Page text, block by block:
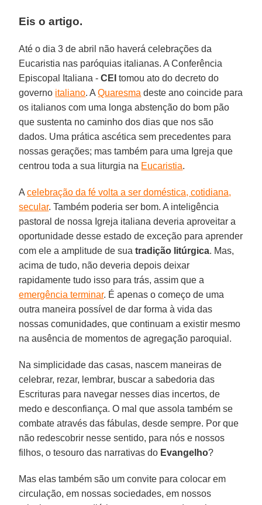
Eis o artigo.
Até o dia 3 de abril não haverá celebrações da
Eucaristia nas paróquias italianas. A Conferência
Episcopal Italiana -CEI tomou ato do decreto do
governo italiano. AQuaresma deste ano coincide para
os italianos com uma longa abstenção do bom pão
que sustenta no caminho dos dias que nos são
dados. Uma prática ascética sem precedentes para
nossas gerações; mas também para uma Igreja que
centrou toda a sua liturgia na Eucaristia.
Acelebração da fé volta a ser doméstica, cotidiana,
secular. Também poderia ser bom. A inteligência
pastoral de nossa Igreja italiana deveria aproveitar a
oportunidade desse estado de exceção para aprender
com ele a amplitude de suatradição litúrgica. Mas,
acima de tudo, não deveria depois deixar
rapidamente tudo isso para trás, assim que a
emergência terminar. É apenas o começo de uma
outra maneira possível de dar forma à vida das
nossas comunidades, que continuam a existir mesmo
na ausência de momentos de agregação paroquial.
Na simplicidade das casas, nascem maneiras de
celebrar, rezar, lembrar, buscar a sabedoria das
Escrituras para navegar nesses dias incertos, de
medo e desconfiança. O mal que assola também se
combate através das fábulas, desde sempre. Por que
não redescobrir nesse sentido, para nós e nossos
filhos, o tesouro das narrativas do Evangelho?
Mas elas também são um convite para colocar em
circulação, em nossas sociedades, em nossos